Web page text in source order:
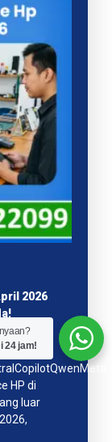
2026
HP di
luar
24 jam!